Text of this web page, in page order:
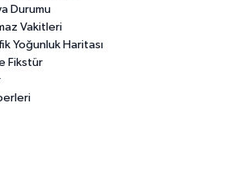
Durumu
Vakitleri
Yoğunluk Haritası
Fikstür